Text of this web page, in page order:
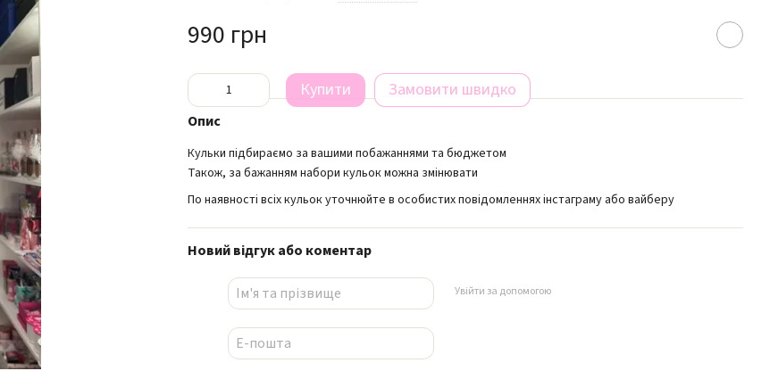
990 грн
Купити Замовити швидко
Опис
Кульки підбираємо за вашими побажаннями та бюджетом
Також, за бажанням набори кульок можна змінювати
По наявності всіх кульок уточнюйте в особистих повідомленнях інстаграму або вайберу
Новий відгук або коментар
Увійти за допомогою